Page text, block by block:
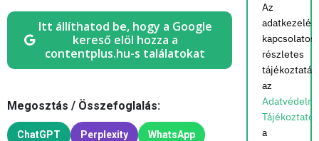
Itt állíthatod be, hogy a Google
kereső elöl hozza a
contentplus.hu-s találatokat
Megosztás / Összefoglalás:
ChatGPT Perplexity WhatsApp
Az
kapcsolatos
részletes
az
Adatvédelmi
a